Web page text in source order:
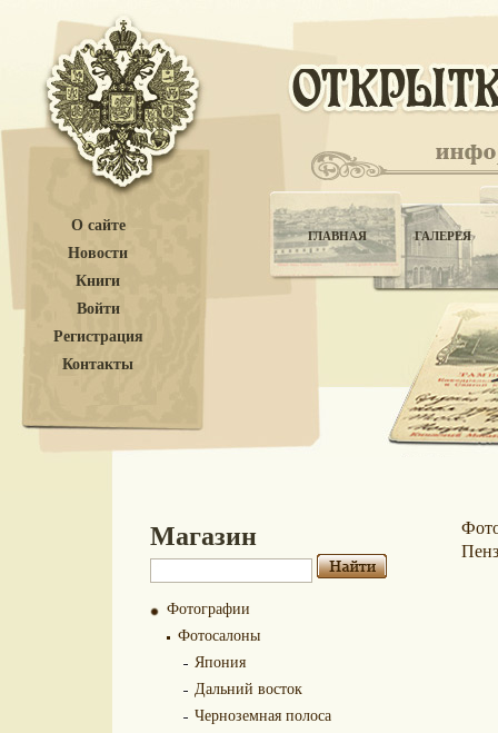
О сайте
Новости
Книги
Войти
Регистрация
Контакты
ГЛАВНАЯ ГАЛЕРЕЯ
Магазин
Фотографии
Фотосалоны
Япония
Дальний восток
Черноземная полоса